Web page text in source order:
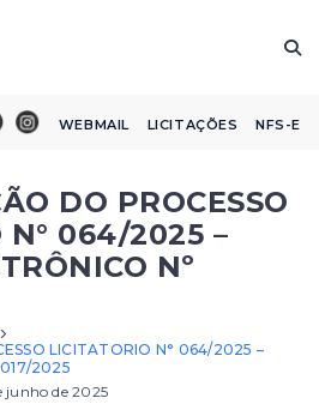
WEBMAIL LICITAÇÕES NFS-E
DO PROCESSO
N° 064/2025 –
Nº
LICITATORIO N° 064/2025 –
2025
junho de 2025